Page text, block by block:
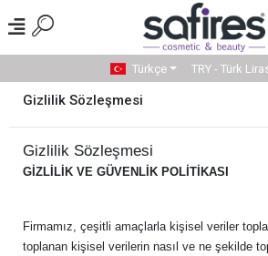
Türkçe TRY - Türk
Gizlilik Sözleşmesi
Gizlilik Sözleşmesi
GİZLİLİK VE GÜVENLİK POLİTİKASI
Firmamız, çeşitli amaçlarla kişisel veriler
toplanan kişisel verilerin nasıl ve ne şekilde